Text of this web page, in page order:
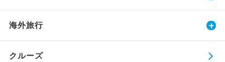
海外旅行
クルーズ